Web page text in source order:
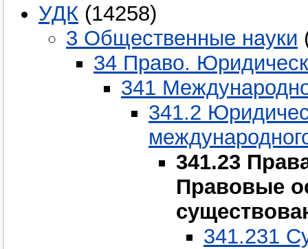
УДК (14258)
3 Общественные науки
34 Право.
341
341.2
341.23
Правовые
341.231